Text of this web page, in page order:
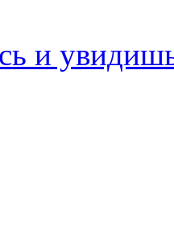
и